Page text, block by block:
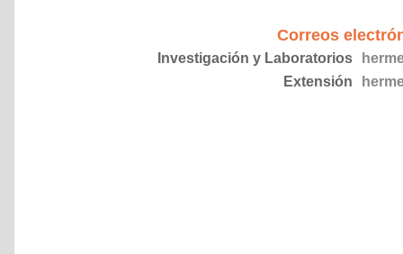
Correos
Investigación y Laboratorios
Extensión